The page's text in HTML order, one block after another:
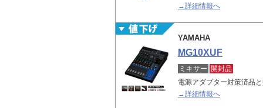
→詳細情報へ
YAMAHA
MG10XUF
ミキサー 開封品
電源アダプター対策済品
→詳細情報へ